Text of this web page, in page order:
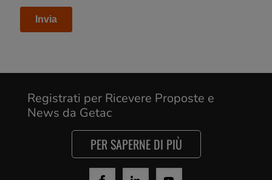
Registrati per Ricevere Proposte e
News da Getac
PER SAPERNE DI PIÙ